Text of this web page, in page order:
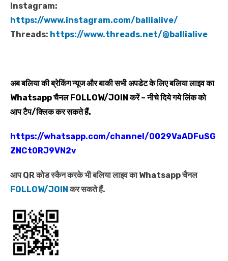
Instagram:
https://www.instagram.com/ballialive/
Threads: https://www.threads.net/@ballialive
अब बलिया की ब्रेकिंग न्यूज और बाकी सभी अपडेट के लिए बलिया लाइव का
WhatsappचैनलFOLLOW/JOINकरें – नीचे दिये गये लिंक को
आप टैप/क्लिक कर सकते हैं.
https://whatsapp.com/channel/0029VaADFuSG
ZNCt0RJ9VN2v
आप QR कोड स्कैन करके भी बलिया लाइव का Whatsapp चैनल
FOLLOW/JOINकर सकते हैं.